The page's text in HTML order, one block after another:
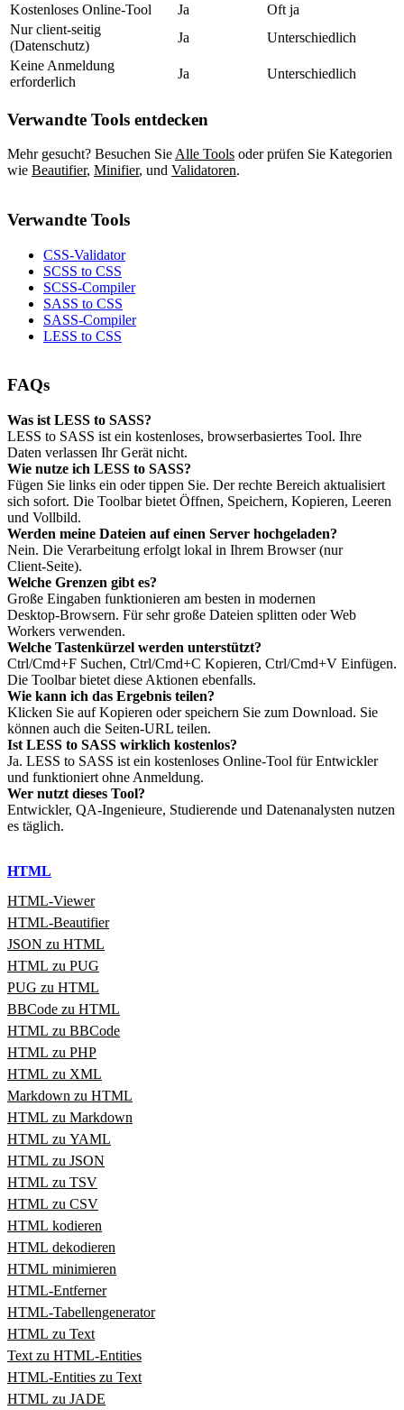
Kostenloses Online‑Tool
Ja
Oft ja
Nur client‑seitig
(Datenschutz)
Ja
Unterschiedlich
Keine Anmeldung
erforderlich
Ja Unterschiedlich
Verwandte Tools entdecken
Mehr gesucht? Besuchen Sie Alle Tools oder prüfen Sie Kategorien
wie Beautifier, Minifier, und Validatoren.
Verwandte Tools
CSS‑Validator
SCSS to CSS
SCSS‑Compiler
SASS to CSS
SASS‑Compiler
LESS to CSS
FAQs
Was ist LESS to SASS?
LESS to SASS ist ein kostenloses, browserbasiertes Tool. Ihre
Daten verlassen Ihr Gerät nicht.
Wie nutze ich LESS to SASS?
Fügen Sie links ein oder tippen Sie. Der rechte Bereich aktualisiert
sich sofort. Die Toolbar bietet Öffnen, Speichern, Kopieren, Leeren
und Vollbild.
Werden meine Dateien auf einen Server hochgeladen?
Nein. Die Verarbeitung erfolgt lokal in Ihrem Browser (nur
Client‑Seite).
Welche Grenzen gibt es?
Große Eingaben funktionieren am besten in modernen
Desktop‑Browsern. Für sehr große Dateien splitten oder Web
Workers verwenden.
Welche Tastenkürzel werden unterstützt?
Ctrl/Cmd+F Suchen, Ctrl/Cmd+C Kopieren, Ctrl/Cmd+V Einfügen.
Die Toolbar bietet diese Aktionen ebenfalls.
Wie kann ich das Ergebnis teilen?
Klicken Sie auf Kopieren oder speichern Sie zum Download. Sie
können auch die Seiten‑URL teilen.
Ist LESS to SASS wirklich kostenlos?
Ja. LESS to SASS ist ein kostenloses Online‑Tool für Entwickler
und funktioniert ohne Anmeldung.
Wer nutzt dieses Tool?
Entwickler, QA‑Ingenieure, Studierende und Datenanalysten nutzen
es täglich.
HTML
HTML‑Viewer
HTML‑Beautifier
JSON zu HTML
HTML zu PUG
PUG zu HTML
BBCode zu HTML
HTML zu BBCode
HTML zu PHP
HTML zu XML
Markdown zu HTML
HTML zu Markdown
HTML zu YAML
HTML zu JSON
HTML zu TSV
HTML zu CSV
HTML kodieren
HTML dekodieren
HTML minimieren
HTML‑Entferner
HTML‑Tabellengenerator
HTML zu Text
Text zu HTML‑Entities
HTML‑Entities zu Text
HTML zu JADE